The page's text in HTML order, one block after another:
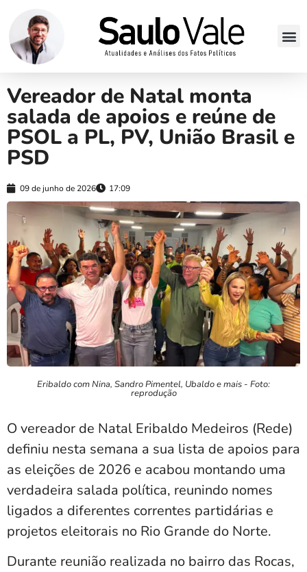
Vereador de Natal monta
salada de apoios e reúne de
PSOL a PL, PV, União Brasil e
PSD
09 de junho de 2026 17:09
Eribaldo com Nina, Sandro Pimentel, Ubaldo e mais - Foto:
reprodução
O vereador de Natal Eribaldo Medeiros (Rede)
definiu nesta semana a sua lista de apoios para
as eleições de 2026 e acabou montando uma
verdadeira salada política, reunindo nomes
ligados a diferentes correntes partidárias e
projetos eleitorais no Rio Grande do Norte.
Durante reunião realizada no bairro das Rocas,